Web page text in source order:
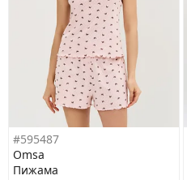
#595487
Omsa
Пижама